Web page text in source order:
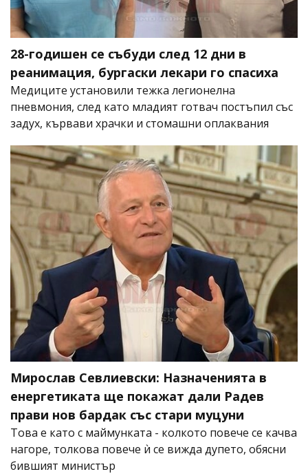
28-годишен се събуди след 12 дни в
реанимация, бургаски лекари го спасиха
Медиците установили тежка легионелна
пневмония, след като младият готвач постъпил със
задух, кървави храчки и стомашни оплаквания
Мирослав Севлиевски: Назначенията в
енергетиката ще покажат дали Радев
прави нов бардак със стари муцуни
Това е като с маймунката - колкото повече се качва
нагоре, толкова повече ѝ се вижда дупето, обясни
бившият министър